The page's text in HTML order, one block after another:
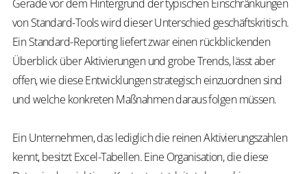
Gerade vor dem Hintergrund der typischen Einschränkungen
von Standard-Tools wird dieser Unterschied geschäftskritisch.
Ein Standard-Reporting liefert zwar einen rückblickenden
Überblick über Aktivierungen und grobe Trends, lässt aber
offen, wie diese Entwicklungen strategisch einzuordnen sind
und welche konkreten Maßnahmen daraus folgen müssen.
Ein Unternehmen, das lediglich die reinen Aktivierungszahlen
kennt, besitzt Excel-Tabellen. Eine Organisation, die diese